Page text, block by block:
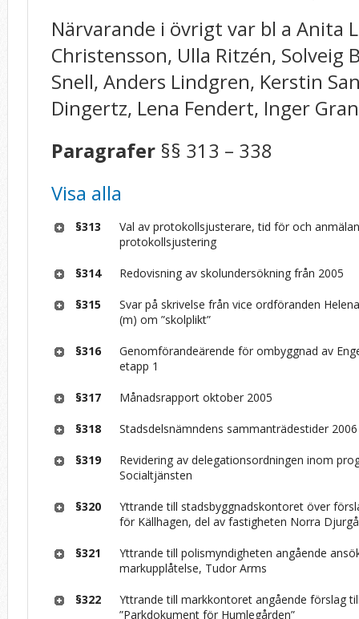
Närvarande i övrigt var bl a Anita
Christensson, Ulla Ritzén, Solveig
Snell, Anders Lindgren, Kerstin
Dingertz, Lena Fendert, Inger
Paragrafer §§ 313 – 338
Visa alla
§313
Val av protokollsjusterare, tid för och
protokollsjustering
§314 Redovisning av skolundersökning från 2005
§315
Svar på skrivelse från vice ordföranden
(m) om ”skolplikt”
§316
Genomförandeärende för ombyggnad av
etapp 1
§317 Månadsrapport oktober 2005
§318 Stadsdelsnämndens sammanträdestider 2006
§319
Revidering av delegationsordningen inom
Socialtjänsten
§320
Yttrande till stadsbyggnadskontoret över
för Källhagen, del av fastigheten Norra
§321
Yttrande till polismyndigheten angående
markupplåtelse, Tudor Arms
§322
Yttrande till markkontoret angående förslag
”Parkdokument för Humlegården”